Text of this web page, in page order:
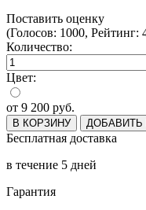
Поставить оценку
(Голосов: 1000, Рейтинг:
Количество:
Цвет:
от 9 200 руб.
В КОРЗИНУ
Бесплатная доставка
в течение 5 дней
Гарантия